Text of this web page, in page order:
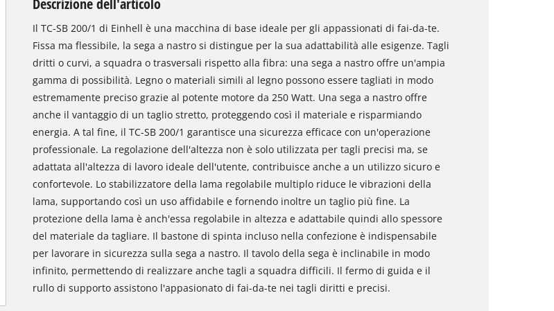
Il TC-SB 200/1 di Einhell è una macchina di base ideale per gli appassionati di fai-da-te.
Fissa ma flessibile, la sega a nastro si distingue per la sua adattabilità alle esigenze. Tagli
dritti o curvi, a squadra o trasversali rispetto alla fibra: una sega a nastro offre un'ampia
gamma di possibilità. Legno o materiali simili al legno possono essere tagliati in modo
estremamente preciso grazie al potente motore da 250 Watt. Una sega a nastro offre
anche il vantaggio di un taglio stretto, proteggendo così il materiale e risparmiando
energia. A tal fine, il TC-SB 200/1 garantisce una sicurezza efficace con un'operazione
professionale. La regolazione dell'altezza non è solo utilizzata per tagli precisi ma, se
adattata all'altezza di lavoro ideale dell'utente, contribuisce anche a un utilizzo sicuro e
confortevole. Lo stabilizzatore della lama regolabile multiplo riduce le vibrazioni della
lama, supportando così un uso affidabile e fornendo inoltre un taglio più fine. La
protezione della lama è anch'essa regolabile in altezza e adattabile quindi allo spessore
del materiale da tagliare. Il bastone di spinta incluso nella confezione è indispensabile
per lavorare in sicurezza sulla sega a nastro. Il tavolo della sega è inclinabile in modo
infinito, permettendo di realizzare anche tagli a squadra difficili. Il fermo di guida e il
rullo di supporto assistono l'appasionato di fai-da-te nei tagli diritti e precisi.